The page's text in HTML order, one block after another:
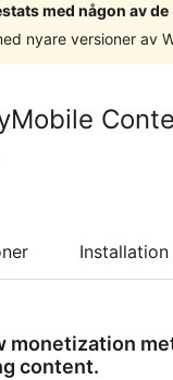
med någon av
nyare versioner av
Installation
monetization
content.